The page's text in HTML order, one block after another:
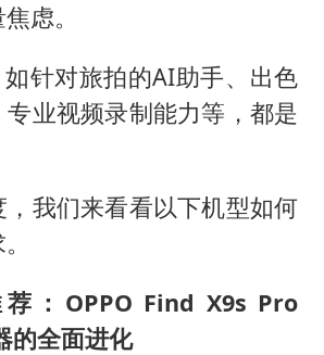
虑。
针对旅拍的AI助手、出色
业视频录制能力等，都是
我们来看看以下机型如何
：OPPO Find X9s Pro
全面进化